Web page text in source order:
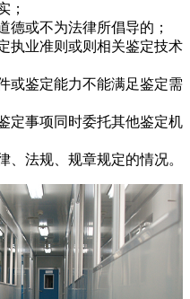
；
德或不为法律所倡导的；
执业准则或则相关鉴定技术
或鉴定能力不能满足鉴定需
定事项同时委托其他鉴定机
、法规、规章规定的情况。